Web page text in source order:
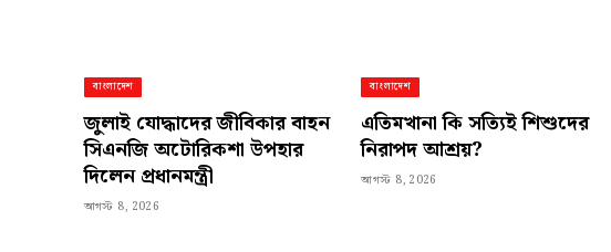
বাংলাদেশ
জুলাই যোদ্ধাদের জীবিকার বাহন
সিএনজি অটোরিকশা উপহার
দিলেন প্রধানমন্ত্রী
আগস্ট 8, 2026
বাংলাদেশ
এতিমখানা কি সত্যিই শিশুদের
নিরাপদ আশ্রয়?
আগস্ট 8, 2026